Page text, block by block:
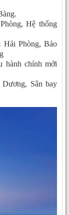
Hệ thống
Hải Phòng, Bảo
hành chính mới
Sân bay